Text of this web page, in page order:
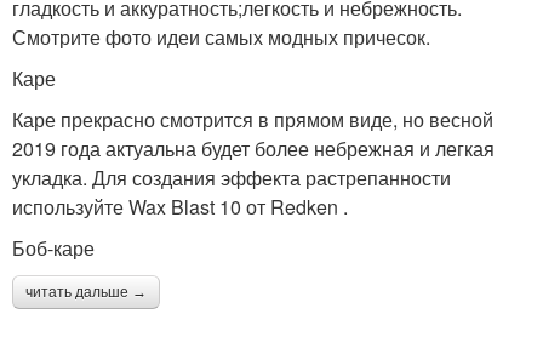
гладкость и аккуратность;легкость и небрежность.
Смотрите фото идеи самых модных причесок.
Каре
Каре прекрасно смотрится в прямом виде, но весной
2019 года актуальна будет более небрежная и легкая
укладка. Для создания эффекта растрепанности
используйте Wax Blast 10 от Redken .
Боб-каре
читать дальше →